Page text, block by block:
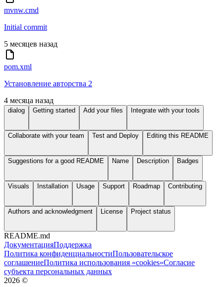
mvnw.cmd
Initial commit
5 месяцев назад
pom.xml
Установление авторства 2
4 месяца назад
dialog Getting started Add your files Integrate with your tools
Collaborate with your team Test and Deploy Editing this README
Suggestions for a good README Name Description Badges
Visuals Installation Usage Support Roadmap Contributing
Authors and acknowledgment License Project status
README.md
ДокументацияПоддержка
Политика конфиденциальностиПользовательское
соглашениеПолитика использования «cookies»Согласие
субъекта персональных данных
2026 ©